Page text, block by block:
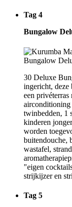
Tag 4
Bungalow
30 Deluxe
ingericht, deze
een
airconditioning
twinbedden, 1
kinderen
worden
buitendouche,
wastafel,
"eigen
strijkijzer en
Tag 5